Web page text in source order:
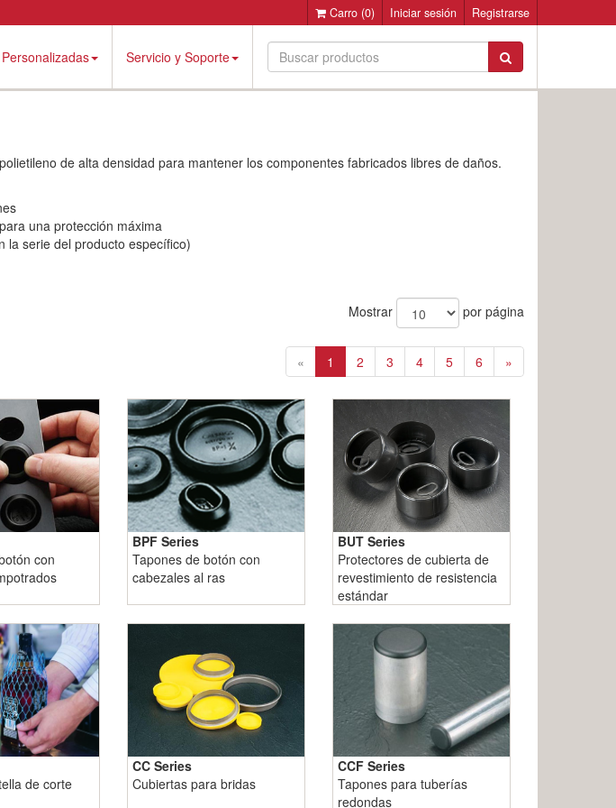
Carro (0) Iniciar sesión Registrarse
Servicio y Soporte
de alta densidad para mantener los componentes fabricados libres de daños.
una protección máxima
la serie del producto específico)
Mostrar por página
« 1 2 3 4 5 6 »
con
BPF Series
Tapones de botón con
cabezales al ras
BUT Series
Protectores de cubierta de
revestimiento de resistencia
estándar
de corte
CC Series
Cubiertas para bridas
CCF Series
Tapones para tuberías
redondas